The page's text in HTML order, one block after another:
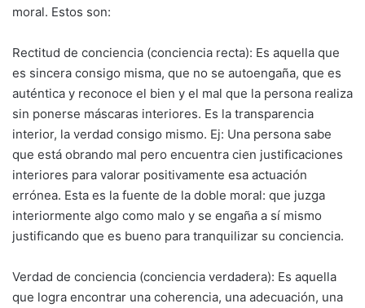
moral. Estos son:
Rectitud de conciencia (conciencia recta): Es aquella que
es sincera consigo misma, que no se autoengaña, que es
auténtica y reconoce el bien y el mal que la persona realiza
sin ponerse máscaras interiores. Es la transparencia
interior, la verdad consigo mismo. Ej: Una persona sabe
que está obrando mal pero encuentra cien justificaciones
interiores para valorar positivamente esa actuación
errónea. Esta es la fuente de la doble moral: que juzga
interiormente algo como malo y se engaña a sí mismo
justificando que es bueno para tranquilizar su conciencia.
Verdad de conciencia (conciencia verdadera): Es aquella
que logra encontrar una coherencia, una adecuación, una